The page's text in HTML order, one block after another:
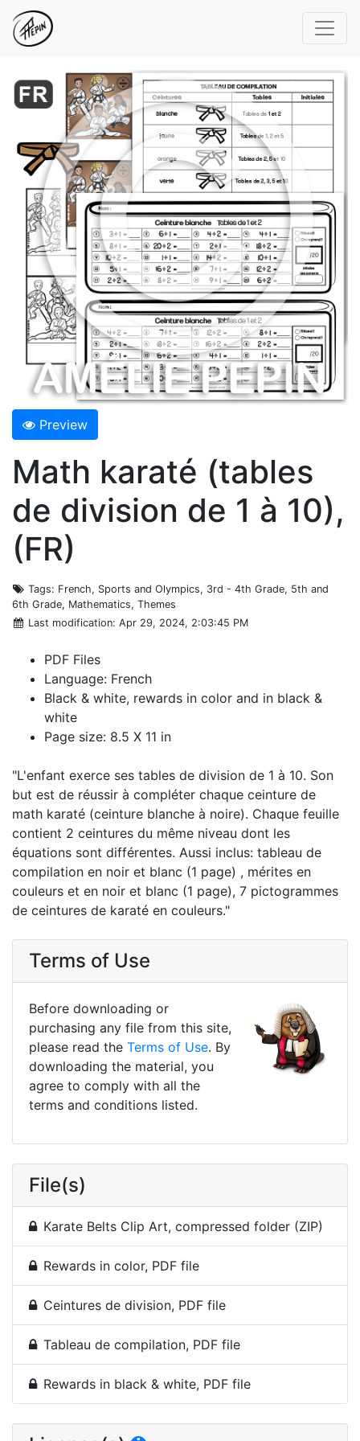
Preview
Math karaté (tables
de division de 1 à 10),
(FR)
Tags: French, Sports and Olympics, 3rd - 4th Grade, 5th and
6th Grade, Mathematics, Themes
Last modification: Apr 29, 2024, 2:03:45 PM
PDF Files
Language: French
Black & white, rewards in color and in black &
white
Page size: 8.5 X 11 in
"L'enfant exerce ses tables de division de 1 à 10. Son
but est de réussir à compléter chaque ceinture de
math karaté (ceinture blanche à noire). Chaque feuille
contient 2 ceintures du même niveau dont les
équations sont différentes. Aussi inclus: tableau de
compilation en noir et blanc (1 page) , mérites en
couleurs et en noir et blanc (1 page), 7 pictogrammes
de ceintures de karaté en couleurs."
Terms of Use
Before downloading or
purchasing any file from this site,
please read the Terms of Use. By
downloading the material, you
agree to comply with all the
terms and conditions listed.
File(s)
Karate Belts Clip Art, compressed folder (ZIP)
Rewards in color, PDF file
Ceintures de division, PDF file
Tableau de compilation, PDF file
Rewards in black & white, PDF file